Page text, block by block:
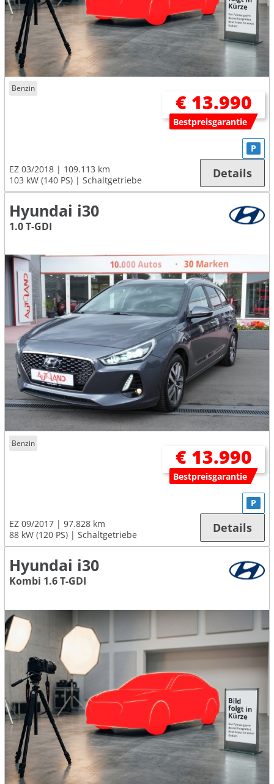
Benzin
€ 13.990
Bestpreisgarantie
EZ 03/2018
109.113 km
103 kW (140 PS)
Schaltgetriebe
P
Details
Hyundai i30
1.0 T-GDI
Benzin
€ 13.990
Bestpreisgarantie
EZ 09/2017
97.828 km
88 kW (120 PS)
Schaltgetriebe
P
Details
Hyundai i30
Kombi 1.6 T-GDI